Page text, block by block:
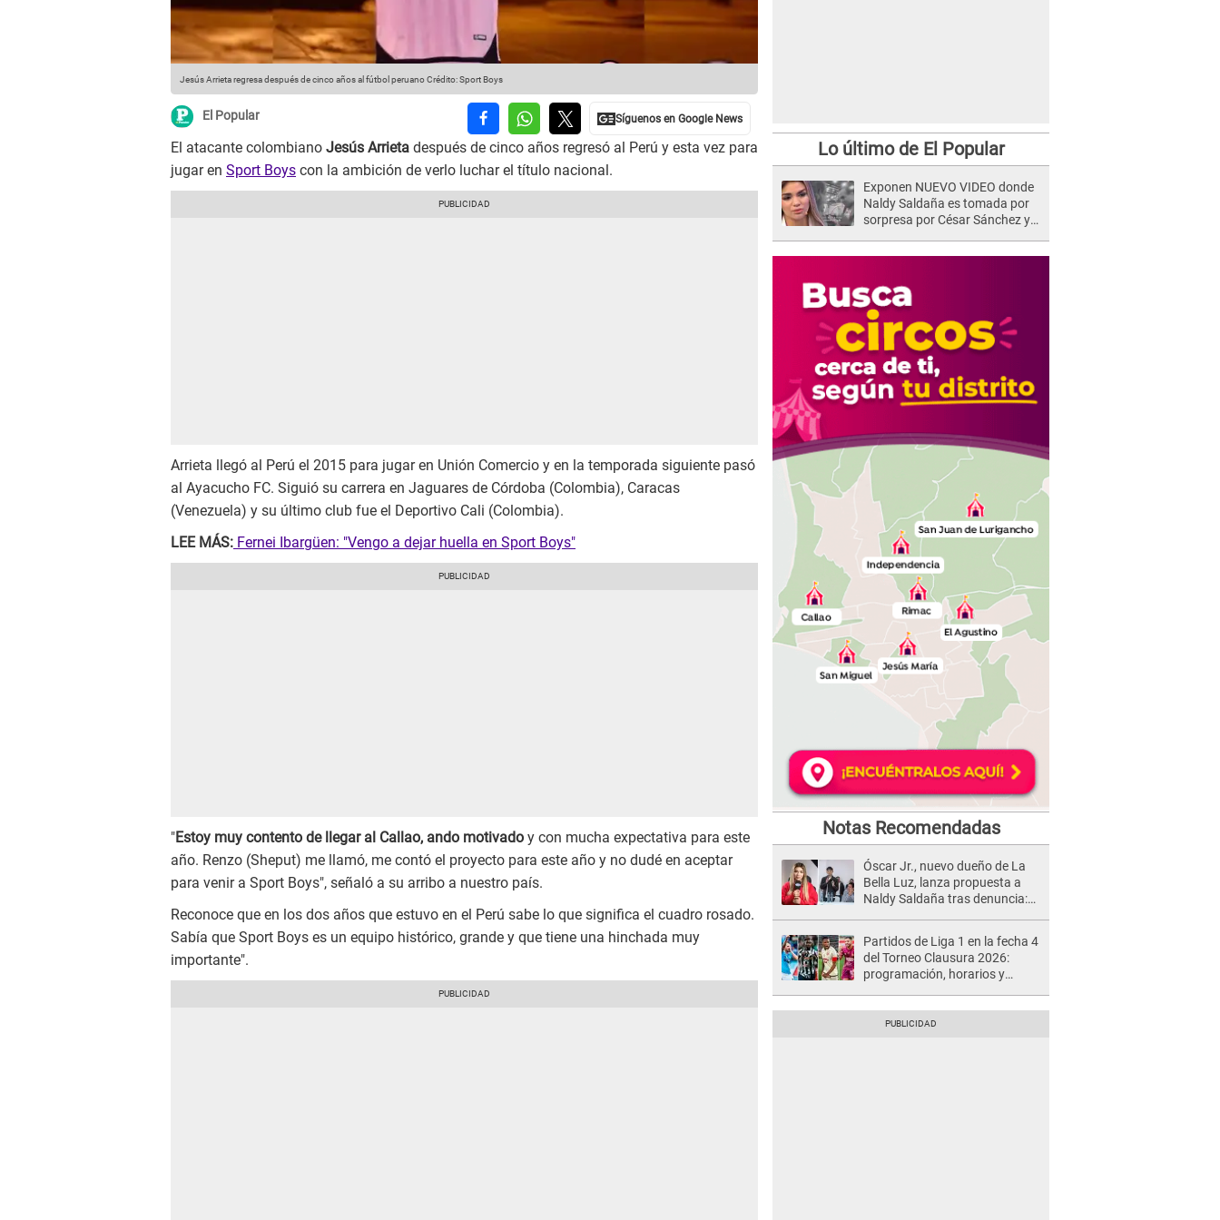
Jesús Arrieta regresa después de cinco años al fútbol peruanoCrédito: Sport Boys
El Popular
El atacante colombiano Jesús Arrieta después de cinco años regresó al Perú y esta vez para
jugar en Sport Boys con la ambición de verlo luchar el título nacional.
Arrieta llegó al Perú el 2015 para jugar en Unión Comercio y en la temporada siguiente pasó
al Ayacucho FC. Siguió su carrera en Jaguares de Córdoba (Colombia), Caracas
(Venezuela) y su último club fue el Deportivo Cali (Colombia).
LEE MÁS: Fernei Ibargüen: "Vengo a dejar huella en Sport Boys"
"Estoy muy contento de llegar al Callao, ando motivado y con mucha expectativa para este
año. Renzo (Sheput) me llamó, me contó el proyecto para este año y no dudé en aceptar
para venir a Sport Boys", señaló a su arribo a nuestro país.
Reconoce que en los dos años que estuvo en el Perú sabe lo que significa el cuadro rosado.
Sabía que Sport Boys es un equipo histórico, grande y que tiene una hinchada muy
importante".
Lo último de El Popular
Exponen NUEVO VIDEO donde
Naldy Saldaña es tomada por
sorpresa por César Sánchez y
Notas Recomendadas
Óscar Jr., nuevo dueño de La
Bella Luz, lanza propuesta a
Naldy Saldaña tras denuncia:
Partidos de Liga 1 en la fecha 4
del Torneo Clausura 2026:
programación, horarios y